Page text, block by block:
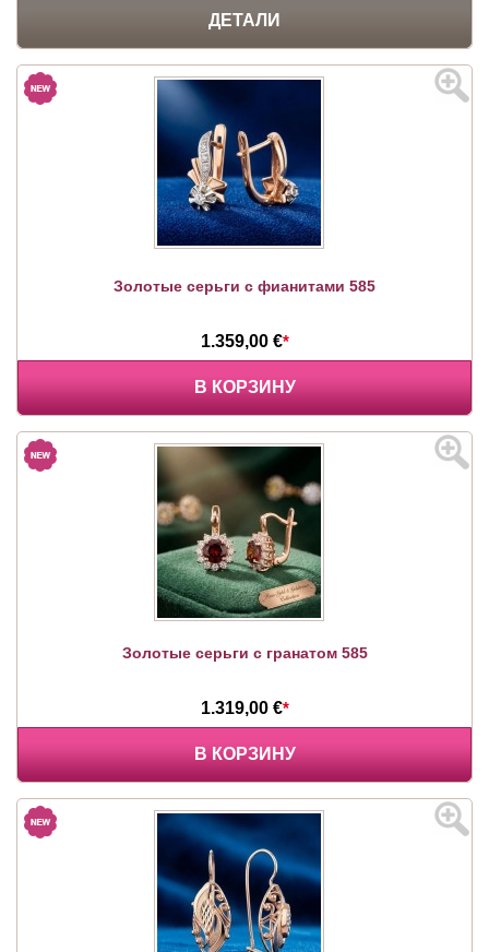
ДЕТАЛИ
Золотые серьги с фианитами 585
1.359,00 €*
В КОРЗИНУ
Золотые серьги с гранатом 585
1.319,00 €*
В КОРЗИНУ